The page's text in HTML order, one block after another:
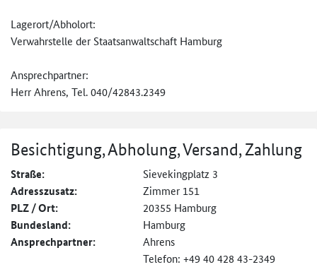
Lagerort/Abholort:
Verwahrstelle der Staatsanwaltschaft Hamburg
Ansprechpartner:
Herr Ahrens, Tel. 040/42843.2349
Besichtigung, Abholung, Versand, Zahlung
Straße: Sievekingplatz 3
Adresszusatz: Zimmer 151
PLZ / Ort: 20355 Hamburg
Bundesland: Hamburg
Ansprechpartner:
Ahrens
Telefon: +49 40 428 43-2349